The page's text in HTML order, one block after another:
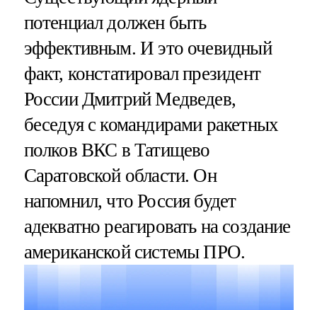
потенциал должен быть
эффективным. И это очевидный
факт, констатировал президент
России Дмитрий Медведев,
беседуя с командирами ракетных
полков ВКС в Татищево
Саратовской области. Он
напомнил, что Россия будет
адекватно реагировать на создание
американской системы ПРО.